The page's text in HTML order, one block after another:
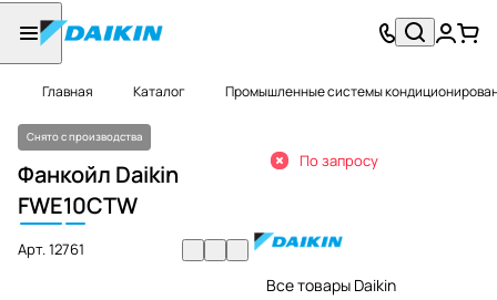
Главная Каталог Промышленные системы
Снято с производства
Фанкойл Daikin
FWE10CTW
Арт.12761
По запросу
Все товары Daikin